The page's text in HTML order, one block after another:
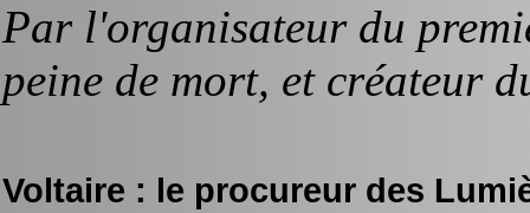
Par l'organisateur du
peine de mort, et créateur
Voltaire : le procureur des